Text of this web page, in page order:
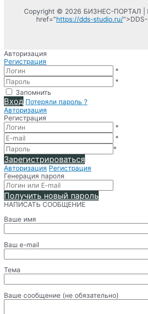
Copyright © 2026 БИЗНЕС-ПОРТАЛ |
href="https://dds-studio.ru/
Авторизация
Регистрация
*
*
Запомнить
Вход Потеряли пароль ?
Авторизация
Регистрация
*
*
*
Зарегистрироваться
Авторизация Регистрация
Генерация пароля
Получить новый пароль
НАПИСАТЬ СООБЩЕНИЕ
Ваше имя
Ваш e-mail
Тема
Ваше сообщение (не обязательно)